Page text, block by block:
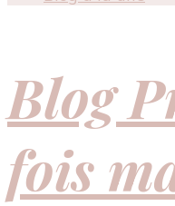
Blog
fois